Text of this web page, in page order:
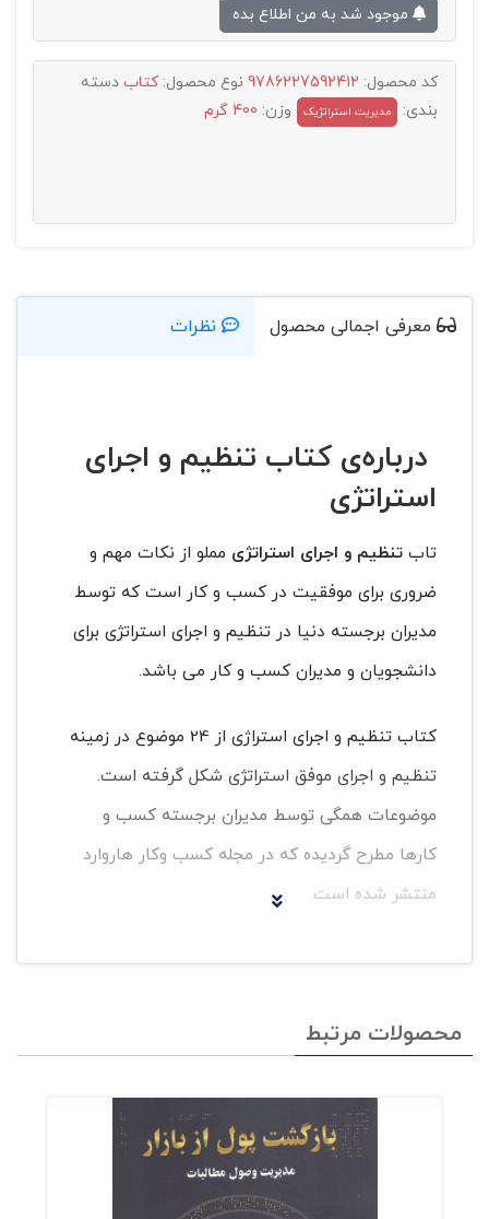
کد محصول: 9786227592412 نوع محصول:کتاب دسته
بندی:
مدیریت استراتژیک وزن: 400 گرم
معرفی اجمالی محصول نظرات
درباره‌ی کتاب تنظیم و اجرای
استراتژی
تابتنظیم و اجرای استراتژی مملو از نکات مهم و
ضروری برای موفقیت در کسب و کار است که توسط
مدیران برجسته دنیا در تنظیم و اجرای استراتژی برای
دانشجویان و مدیران کسب و کار می باشد.
کتاب تنظیم و اجرای استراژی از 24 موضوع در زمینه
تنظیم و اجرای موفق استراتژی شکل گرفته است.
موضوعات همگی توسط مدیران برجسته کسب و
کارها مطرح گردیده که در مجله کسب وکار هاروارد
منتشر شده است.
کتاب حاضر تمرکز خود را بر اجرای استراتژی به عنوان
سازمان ها و بنگاه ها قرار داده است.
به هر صورت، درک مراحل تعیین یک استراتژی، ابلاغ
آن به کارکنان و اجرای آن برای رهبران در هر سطحی
موضوع بسیار مهم و حیاتی خواهد بود.
محصولات مرتبط